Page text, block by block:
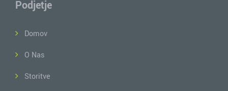
Podjetje
Domov
O Nas
Storitve